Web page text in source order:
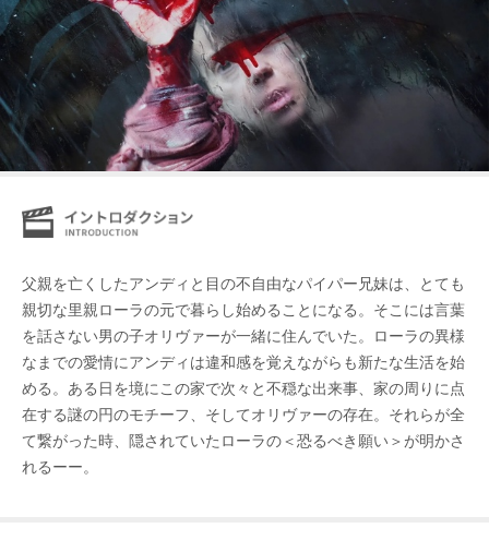
父親を亡くしたアンディと目の不自由なパイパー兄妹は、とても
親切な里親ローラの元で暮らし始めることになる。そこには言葉
を話さない男の子オリヴァーが一緒に住んでいた。ローラの異様
なまでの愛情にアンディは違和感を覚えながらも新たな生活を始
める。ある日を境にこの家で次々と不穏な出来事、家の周りに点
在する謎の円のモチーフ、そしてオリヴァーの存在。それらが全
て繋がった時、隠されていたローラの＜恐るべき願い＞が明かさ
れるーー。